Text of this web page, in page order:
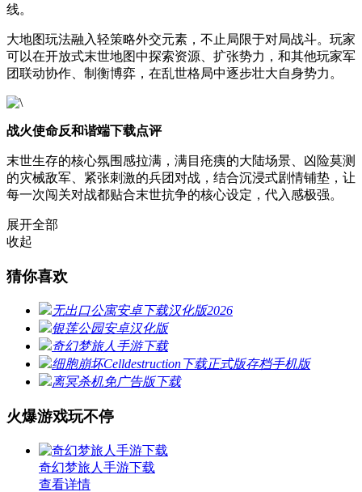
线。
大地图玩法融入轻策略外交元素，不止局限于对局战斗。玩家
可以在开放式末世地图中探索资源、扩张势力，和其他玩家军
团联动协作、制衡博弈，在乱世格局中逐步壮大自身势力。
战火使命反和谐端下载点评
末世生存的核心氛围感拉满，满目疮痍的大陆场景、凶险莫测
的灾械敌军、紧张刺激的兵团对战，结合沉浸式剧情铺垫，让
每一次闯关对战都贴合末世抗争的核心设定，代入感极强。
展开全部
收起
猜你喜欢
无出口公寓安卓下载汉化版2026
银莲公园安卓汉化版
奇幻梦旅人手游下载
细胞崩坏Celldestruction下载正式版存档手机版
离冥杀机免广告版下载
火爆游戏玩不停
奇幻梦旅人手游下载
查看详情